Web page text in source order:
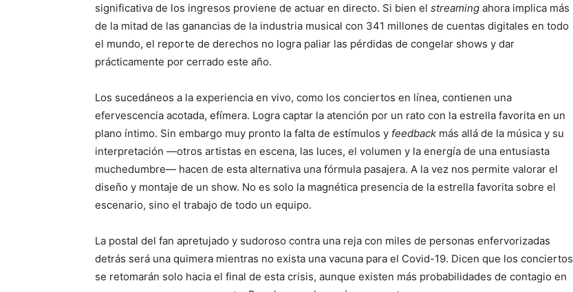
significativa de los ingresos proviene de actuar en directo. Si bien el streaming ahora implica más
de la mitad de las ganancias de la industria musical con 341 millones de cuentas digitales en todo
el mundo, el reporte de derechos no logra paliar las pérdidas de congelar shows y dar
prácticamente por cerrado este año.
Los sucedáneos a la experiencia en vivo, como los conciertos en línea, contienen una
efervescencia acotada, efímera. Logra captar la atención por un rato con la estrella favorita en un
plano íntimo. Sin embargo muy pronto la falta de estímulos y feedback más allá de la música y su
interpretación —otros artistas en escena, las luces, el volumen y la energía de una entusiasta
muchedumbre— hacen de esta alternativa una fórmula pasajera. A la vez nos permite valorar el
diseño y montaje de un show. No es solo la magnética presencia de la estrella favorita sobre el
escenario, sino el trabajo de todo un equipo.
La postal del fan apretujado y sudoroso contra una reja con miles de personas enfervorizadas
detrás será una quimera mientras no exista una vacuna para el Covid-19. Dicen que los conciertos
se retomarán solo hacia el final de esta crisis, aunque existen más probabilidades de contagio en